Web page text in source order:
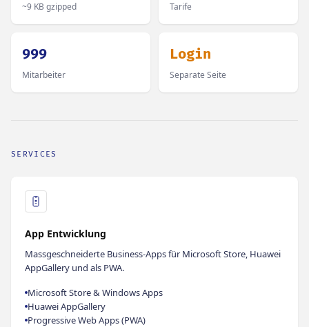
~9 KB gzipped Tarife
999
Mitarbeiter
Login
Separate Seite
SERVICES
App Entwicklung
Massgeschneiderte Business-Apps für Microsoft Store, Huawei
AppGallery und als PWA.
Microsoft Store & Windows Apps
Huawei AppGallery
Progressive Web Apps (PWA)